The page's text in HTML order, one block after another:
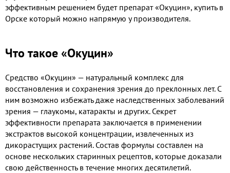
эффективным решением будет препарат «Окуцин», купить в
Орске который можно напрямую у производителя.
Что такое «Окуцин»
Средство «Окуцин» — натуральный комплекс для
восстановления и сохранения зрения до преклонных лет. С
ним возможно избежать даже наследственных заболеваний
зрения — глаукомы, катаракты и других. Секрет
эффективности препарата заключается в применении
экстрактов высокой концентрации, извлеченных из
дикорастущих растений. Состав формулы составлен на
основе нескольких старинных рецептов, которые доказали
свою действенность в течение многих десятилетий.